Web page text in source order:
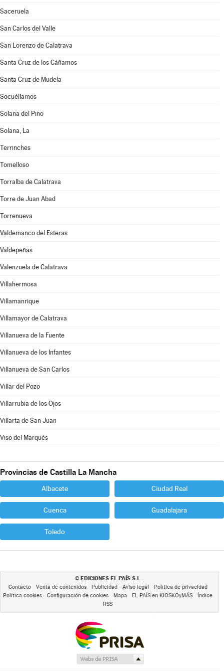
Saceruela
San Carlos del Valle
San Lorenzo de Calatrava
Santa Cruz de los Cáñamos
Santa Cruz de Mudela
Socuéllamos
Solana del Pino
Solana, La
Terrinches
Tomelloso
Torralba de Calatrava
Torre de Juan Abad
Torrenueva
Valdemanco del Esteras
Valdepeñas
Valenzuela de Calatrava
Villahermosa
Villamanrique
Villamayor de Calatrava
Villanueva de la Fuente
Villanueva de los Infantes
Villanueva de San Carlos
Villar del Pozo
Villarrubia de los Ojos
Villarta de San Juan
Viso del Marqués
Provincias de Castilla La Mancha
Albacete Ciudad Real
Cuenca Guadalajara
Toledo
© EDICIONES EL PAÍS S.L.
Contacto Venta de contenidos Publicidad Aviso legal
Política de privacidad
Política cookies
Configuración de cookies Mapa EL PAÍS en KIOSKOyMÁS
Índice
RSS